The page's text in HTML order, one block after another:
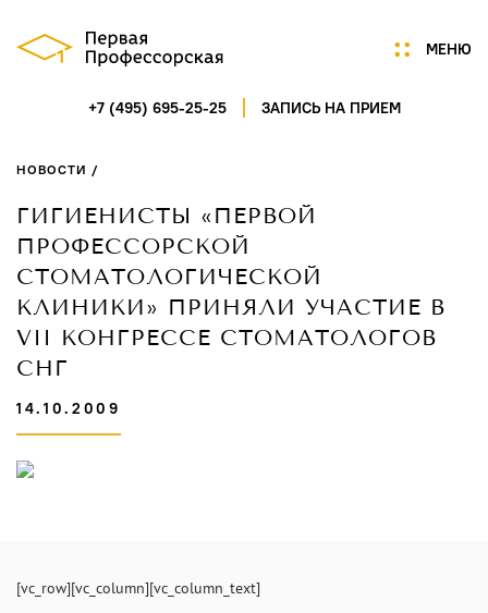
МЕНЮ
+7 (495) 695-25-25 ЗАПИСЬ НА ПРИЕМ
Услуги
Портфолио
Специалисты
Нам доверяют
Технологии
НОВОСТИ /
ГИГИЕНИСТЫ «ПЕРВОЙ
ПРОФЕССОРСКОЙ
СТОМАТОЛОГИЧЕСКОЙ
КЛИНИКИ» ПРИНЯЛИ УЧАСТИЕ В
VII КОНГРЕССЕ СТОМАТОЛОГОВ
СНГ
14.10.2009
[vc_row][vc_column][vc_column_text]